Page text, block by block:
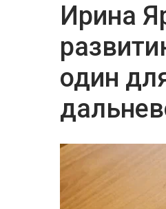
Ирина
один